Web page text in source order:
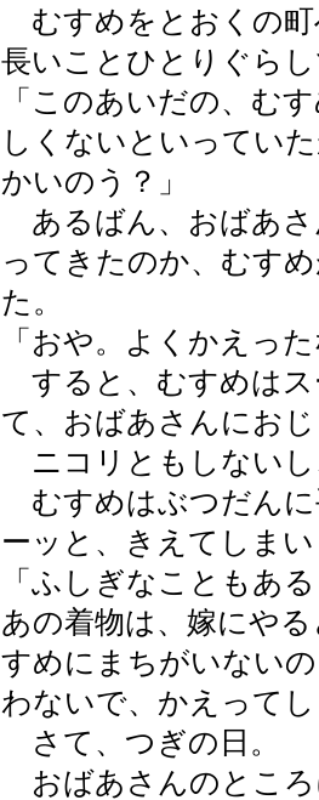
むすめをとおくの町
長いことひとりぐら
「このあいだの、む
しくないといってい
かいのう？」
あるばん、おばあさ
ってきたのか、むす
た。
「おや。よくかえっ
すると、むすめはス
て、おばあさんにお
ニコリともしないし
むすめはぶつだんに
ーッと、きえてしま
「ふしぎなこともあ
あの着物は、嫁にや
すめにまちがいない
わないで、かえって
さて、つぎの日。
おばあさんのところ